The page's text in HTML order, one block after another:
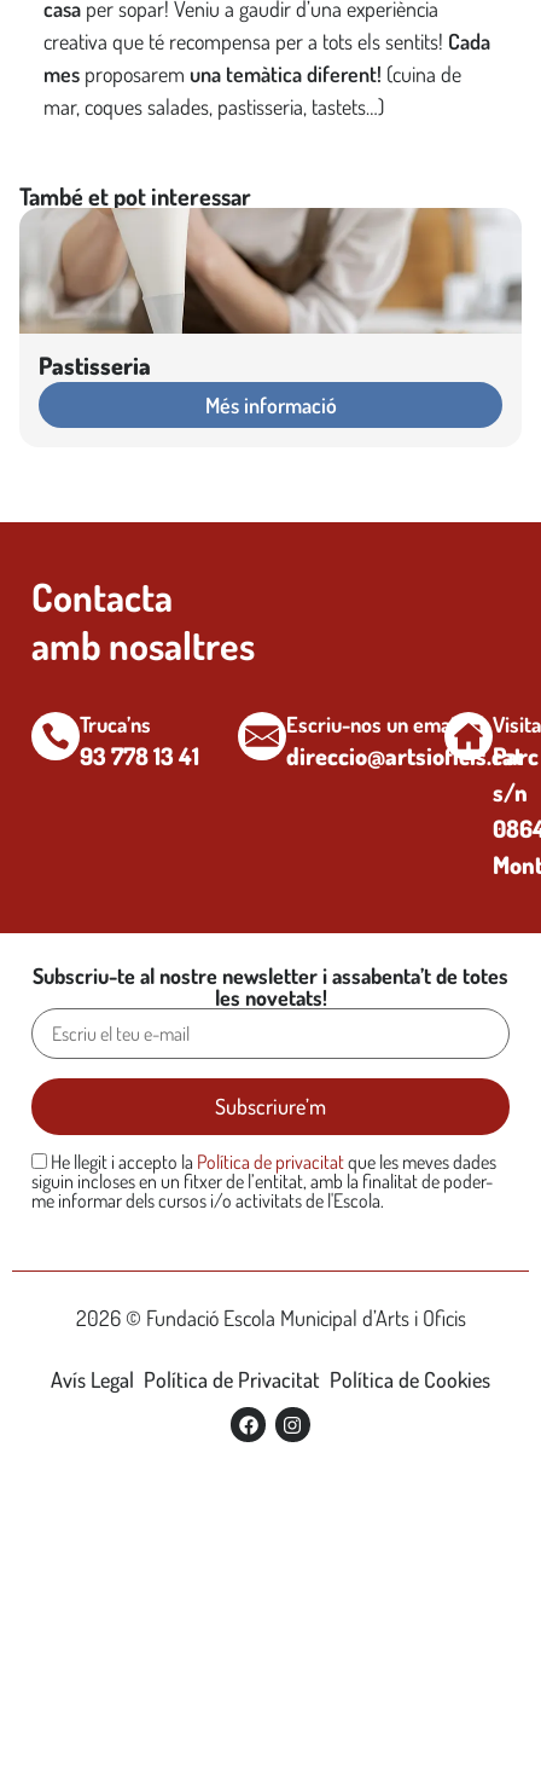
casa per sopar! Veniu a gaudir d’una experiència
creativa que té recompensa per a tots els sentits! Cada
mes proposarem una temàtica diferent! (cuina de
mar, coques salades, pastisseria, tastets…)
També et pot interessar
Pastisseria
Més informació
Contacta
amb nosaltres
Truca’ns
93 778 13 41
Escriu-nos un email
direccio@artsioficis.cat
s/n
Subscriu-te al nostre newsletter i assabenta’t de totes
les novetats!
He llegit i accepto la Política de privacitatque les meves dades
siguin incloses en un fitxer de l’entitat, amb la finalitat de poder-
me informar dels cursos i/o activitats de l'Escola.
2026 © Fundació Escola Municipal d’Arts i Oficis
Avís Legal Política de Privacitat Política de Cookies